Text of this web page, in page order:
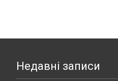
Недавні записи